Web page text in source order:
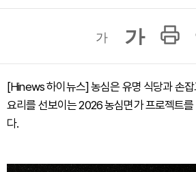
가 가
[Hinews 하이뉴스] 농심은 유명 식당과 손
요리를 선보이는 2026 농심면가 프로젝트
다.